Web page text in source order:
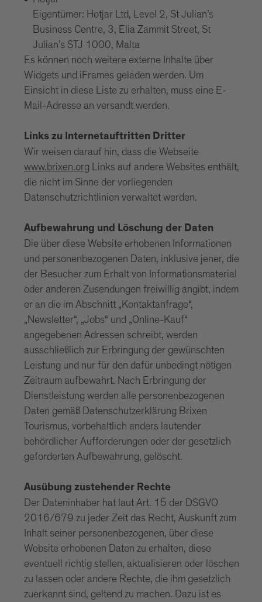
Eigentümer: Hotjar Ltd, Level 2, St Julian’s
Business Centre, 3, Elia Zammit Street, St
Julian’s STJ 1000, Malta
Es können noch weitere externe Inhalte über
Widgets und iFrames geladen werden. Um
Einsicht in diese Liste zu erhalten, muss eine E-
Mail-Adresse an versandt werden.
Links zu Internetauftritten Dritter
Wir weisen darauf hin, dass die Webseite
www.brixen.org Links auf andere Websites enthält,
die nicht im Sinne der vorliegenden
Datenschutzrichtlinien verwaltet werden.
Aufbewahrung und Löschung der Daten
Die über diese Website erhobenen Informationen
und personenbezogenen Daten, inklusive jener, die
der Besucher zum Erhalt von Informationsmaterial
oder anderen Zusendungen freiwillig angibt, indem
er an die im Abschnitt „Kontaktanfrage“,
„Newsletter“, „Jobs“ und „Online-Kauf“
angegebenen Adressen schreibt, werden
ausschließlich zur Erbringung der gewünschten
Leistung und nur für den dafür unbedingt nötigen
Zeitraum aufbewahrt. Nach Erbringung der
Dienstleistung werden alle personenbezogenen
Daten gemäß Datenschutzerklärung Brixen
Tourismus, vorbehaltlich anders lautender
behördlicher Aufforderungen oder der gesetzlich
geforderten Aufbewahrung, gelöscht.
Ausübung zustehender Rechte
Der Dateninhaber hat laut Art. 15 der DSGVO
2016/679 zu jeder Zeit das Recht, Auskunft zum
Inhalt seiner personenbezogenen, über diese
Website erhobenen Daten zu erhalten, diese
eventuell richtig stellen, aktualisieren oder löschen
zu lassen oder andere Rechte, die ihm gesetzlich
zuerkannt sind, geltend zu machen. Dazu ist es